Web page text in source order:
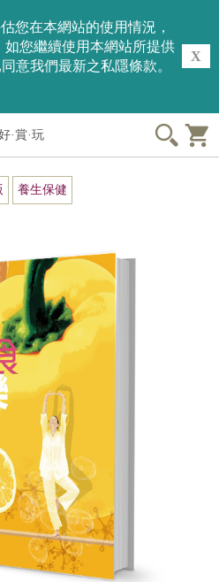
您在本網站的使用情況，
您繼續使用本網站所提供
意我們最新之私隱條款。
X
·賞·玩
養生保健